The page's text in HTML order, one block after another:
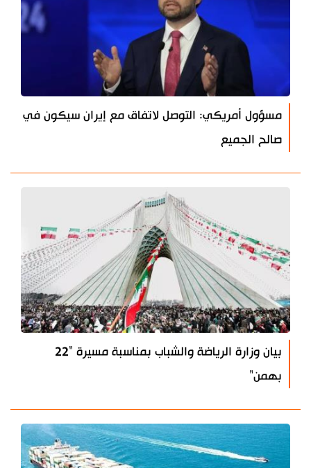
مسؤول أمريكي: التوصل لاتفاق مع إيران سيكون في
صالح الجميع
بيان وزارة الرياضة والشباب بمناسبة مسيرة "22
بهمن"